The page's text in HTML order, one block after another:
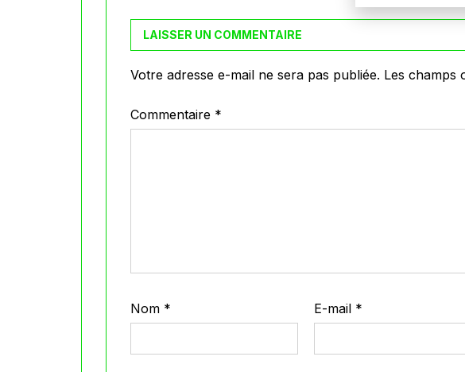
LAISSER UN COMMENTAIRE
Votre adresse e-mail ne sera pas publiée. Les champs
Commentaire *
Nom * E-mail *